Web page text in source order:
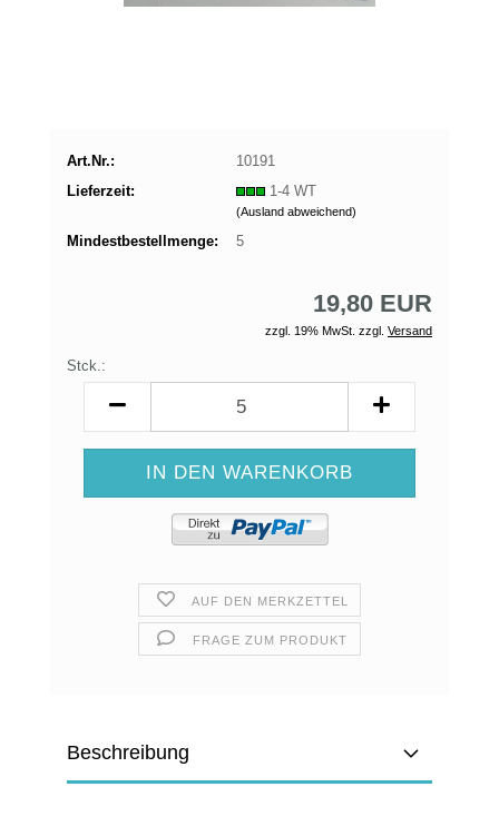
Art.Nr.:
10191
Lieferzeit:
1-4 WT
(Ausland abweichend)
Mindestbestellmenge: 5
19,80 EUR
zzgl. 19% MwSt. zzgl. Versand
Stck.:
AUF DEN MERKZETTEL
FRAGE ZUM PRODUKT
Beschreibung